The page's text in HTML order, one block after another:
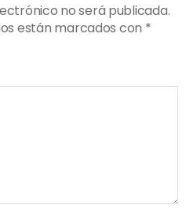
no será publicada.
están marcados con *